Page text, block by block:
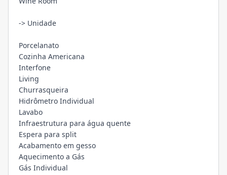
-> Unidade
Porcelanato
Cozinha Americana
Interfone
Living
Churrasqueira
Hidrômetro Individual
Lavabo
Infraestrutura para água quente
Espera para split
Acabamento em gesso
Aquecimento a Gás
Gás Individual